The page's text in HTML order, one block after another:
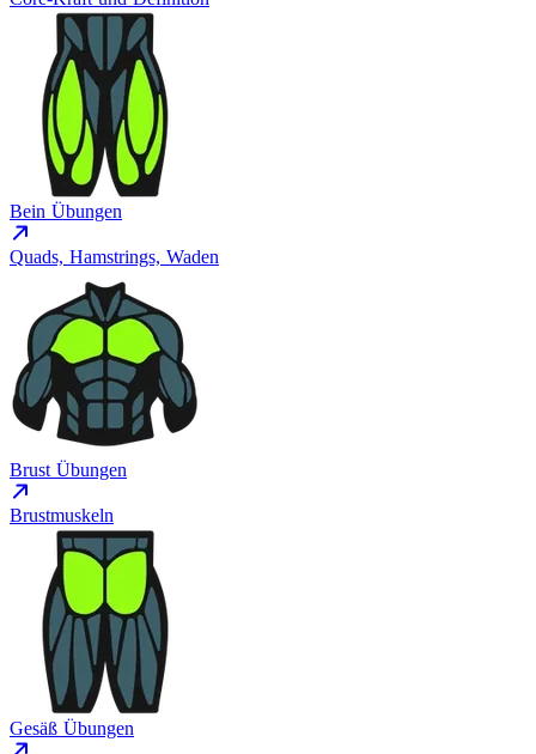
Bein Übungen
Quads, Hamstrings, Waden
Brust Übungen
Brustmuskeln
Gesäß Übungen